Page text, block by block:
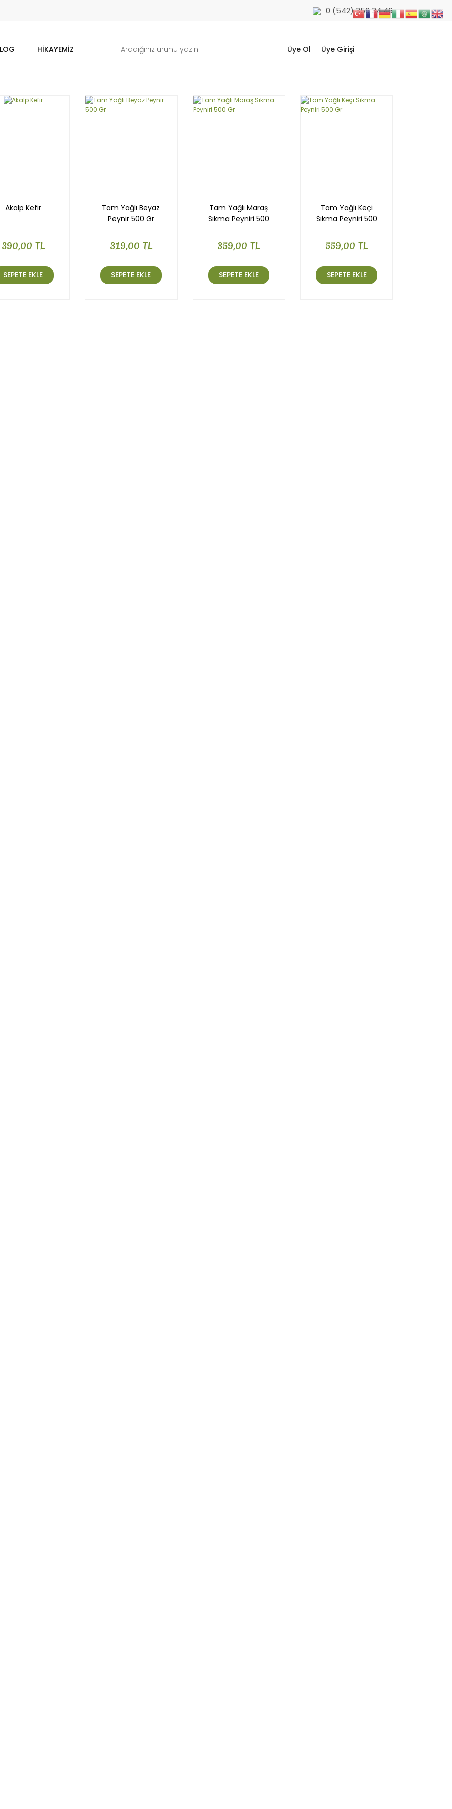
0 (542) 356 34 46
HIKAYEMIZ Üye Ol Üye Girişi
Akalp Kefir
390,00 TL
SEPETE EKLE
Tam Yağlı Beyaz
Peynir 500 Gr
319,00 TL
SEPETE EKLE
Tam Yağlı Maraş
Sıkma Peyniri 500
359,00 TL
SEPETE EKLE
Tam Yağlı Keçi
Sıkma Peyniri 500
559,00 TL
SEPETE EKLE